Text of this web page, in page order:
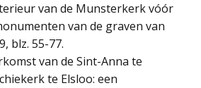
van de Munsterkerk vóór
van de graven van
blz. 55-77.
van de Sint-Anna te
te Elsloo: een